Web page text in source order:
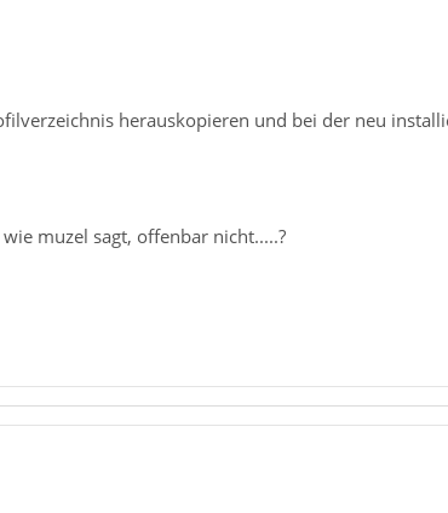
herauskopieren und bei der neu
muzel sagt, offenbar nicht.....?